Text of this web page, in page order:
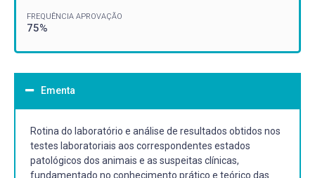
FREQUÊNCIA APROVAÇÃO
75%
Ementa
Rotina do laboratório e análise de resultados obtidos nos
testes laboratoriais aos correspondentes estados
patológicos dos animais e as suspeitas clínicas,
fundamentado no conhecimento prático e teórico das